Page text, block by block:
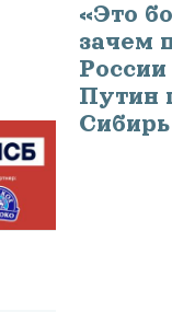
«Это
зачем
Путин